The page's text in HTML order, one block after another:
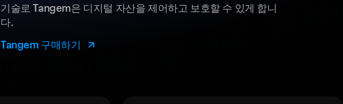
기술로 Tangem은 디지털 자산을 제어하고 보호할 수 있게 합니
다.
Tangem 구매하기